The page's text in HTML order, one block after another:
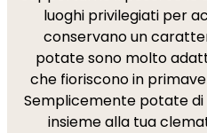
luoghi privilegiati per
conservano un
potate sono molto
che fioriscono in
Semplicemente potate
insieme alla tua